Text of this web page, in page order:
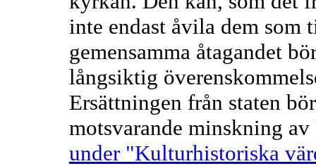
inte endast åvila dem
gemensamma åtagandet
långsiktig
Ersättningen från staten
motsvarande minskning
under "Kulturhistoriska